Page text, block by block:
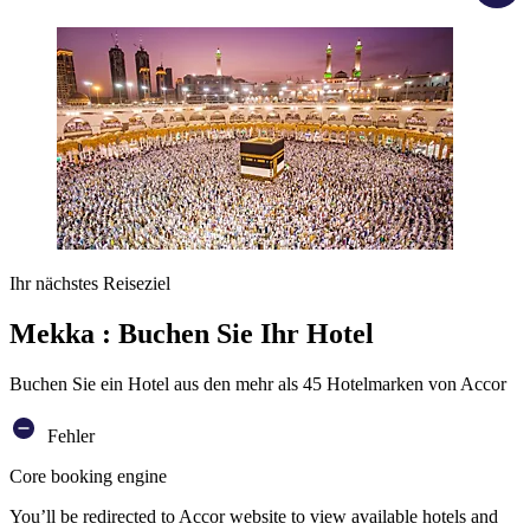
Ihr nächstes Reiseziel
Mekka : Buchen Sie Ihr Hotel
Buchen Sie ein Hotel aus den mehr als 45 Hotelmarken von Accor
Fehler
Core booking engine
You’ll be redirected to Accor website to view available hotels and